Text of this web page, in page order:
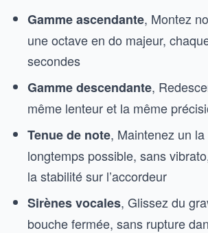
Gamme ascendante, Montez
une octave en do majeur,
secondes
Gamme descendante,
même lenteur et la même
Tenue de note, Maintenez un
longtemps possible, sans
la stabilité sur l’accordeur
Sirènes vocales, Glissez du
bouche fermée, sans rupture